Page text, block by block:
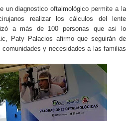
un diagnostico oftalmológico permite a la
realizar los cálculos del lente
a más de 100 personas que asi lo
Paty Palacios afirmo que seguirán de
y necesidades a las familias